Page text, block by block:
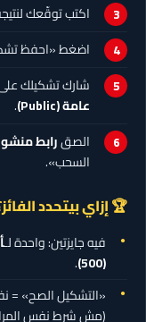
اكتب توقّعك
اضغط «احفظ
شارك تشكيلك
عامة (Public)
.
الصقرابط
السحب».
🏆 إزاي بيتحدد
فيه جايزتين: واحدة لـ
(500)
.
(مش شرط نفس